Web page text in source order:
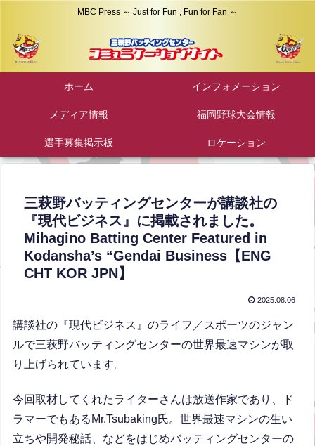
MBC Press ～ Just for Fun , Fun for Fan ～
ホーム インフォメーション
メディア情報 福岡野球大会情報
選手募集掲示板 ロケーション
三萩野バッティングセンターが講談社の
『現代ビジネス』に掲載されました。
Mihagino Batting Center Featured in
Kodansha’s “Gendai Business【ENG
CHT KOR JPN】
2025.08.06
講談社の『現代ビジネス』のライフ／スポーツのジャン
ルで三萩野バッティングセンターの世界最速マシンが取
り上げられています。
今回取材してくれたライターさんは放送作家であり、ド
ラマーでもあるMr.Tsubaking氏。世界最速マシンの生い
立ちや開発秘話、などをはじめバッティングセンターの